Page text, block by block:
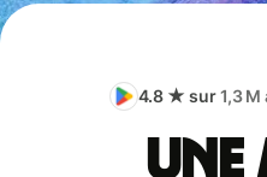
4.8 ★ sur1,3 M
Une